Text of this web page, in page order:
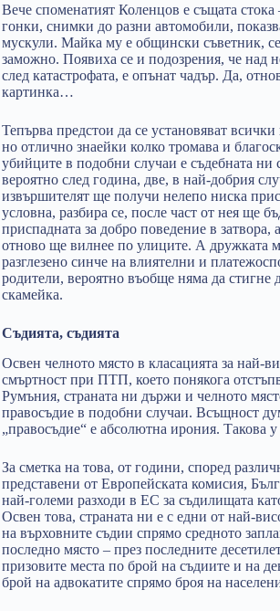
Вече споменатият Коленцов е същата стока
гонки, снимки до разни автомобили,
мускули. Майка му е общински съветник,
заможно. Появиха се и подозрения, че над
след катастрофата, е опънат чадър. Да,
картинка…
Тепърва предстои да се установяват
но отлично знаейки колко тромава и
убийците в подобни случаи е съдебната ни
вероятно след година, две, в най-добрия
извършителят ще получи нелепо ниска
условна, разбира се, после част от нея ще
приспадната за добро поведение в затвора,
отново ще вилнее по улиците. А дружката
разглезено синче на влиятелни и
родители, вероятно въобще няма да стигне
скамейка.
Съдията, съдията
Освен челното място в класацията за най-
смъртност при ПТП, което понякога
Румъния, страната ни държи и челното
правосъдие в подобни случаи. Всъщност
„правосъдие“ е абсолютна ирония. Такова
За сметка на това, от години, според
представени от Европейската комисия,
най-големи разходи в ЕС за съдилищата
Освен това, страната ни е с едни от най-
на върховните съдии спрямо средното
последно място – през последните
призовите места по брой на съдиите и на
брой на адвокатите спрямо броя на